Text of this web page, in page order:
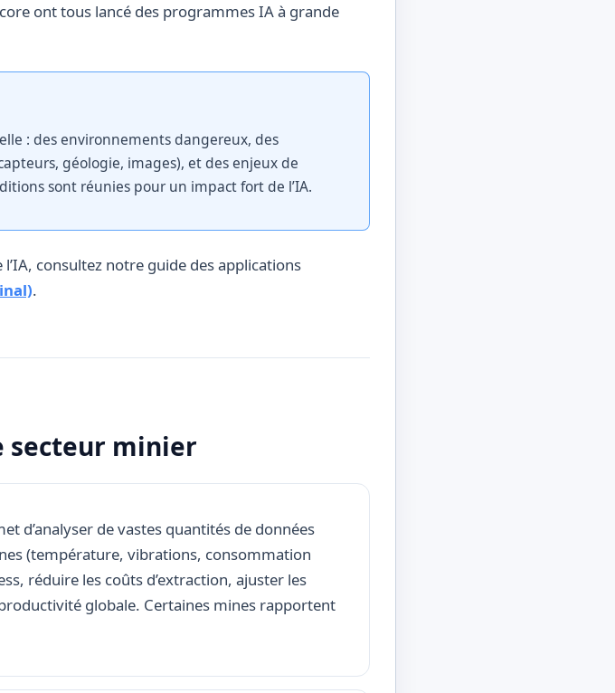
ont tous lancé des programmes IA à grande
: des environnements dangereux, des
géologie, images), et des enjeux de
sont réunies pour un impact fort de l’IA.
consultez notre guide des applications
.
secteur minier
d’analyser de vastes quantités de données
(température, vibrations, consommation
réduire les coûts d’extraction, ajuster les
globale. Certaines mines rapportent